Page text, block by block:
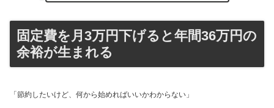
固定費を月3万円下げると年間36万円の
余裕が生まれる
「節約したいけど、何から始めればいいかわからない」